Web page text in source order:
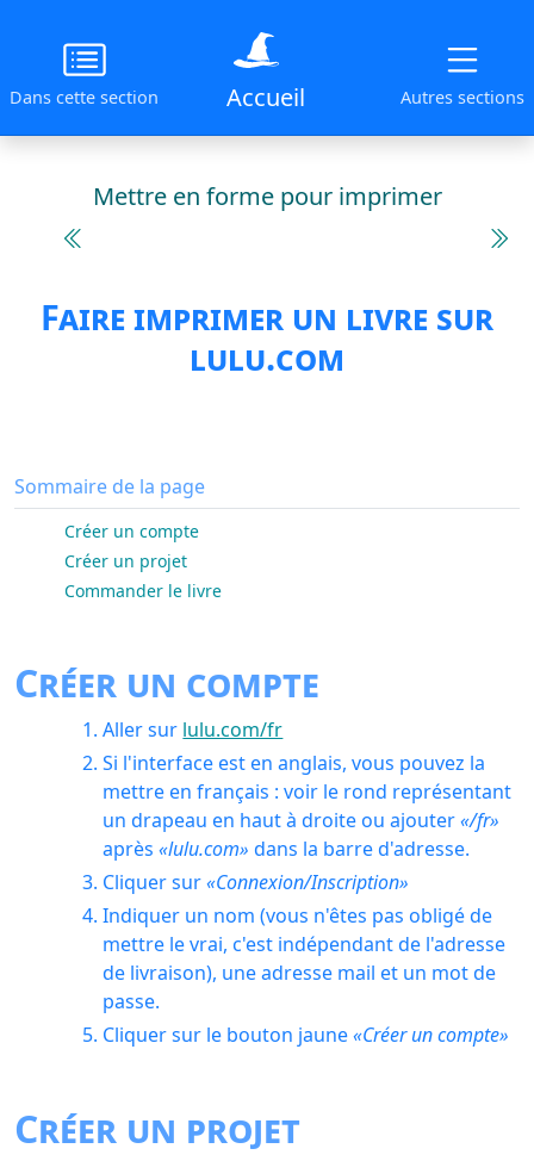
Dans cette section Accueil Autres sections
Mettre en forme pour imprimer
Faire imprimer un livre sur
lulu.com
Sommaire de la page
Créer un compte
Créer un projet
Commander le livre
Créer un compte
Aller sur lulu.com/fr
Si l'interface est en anglais, vous pouvez la
mettre en français : voir le rond représentant
un drapeau en haut à droite ou ajouter /fr
après lulu.com dans la barre d'adresse.
Cliquer sur Connexion/Inscription
Indiquer un nom (vous n'êtes pas obligé de
mettre le vrai, c'est indépendant de l'adresse
de livraison), une adresse mail et un mot de
passe.
Cliquer sur le bouton jaune Créer un compte
Créer un projet